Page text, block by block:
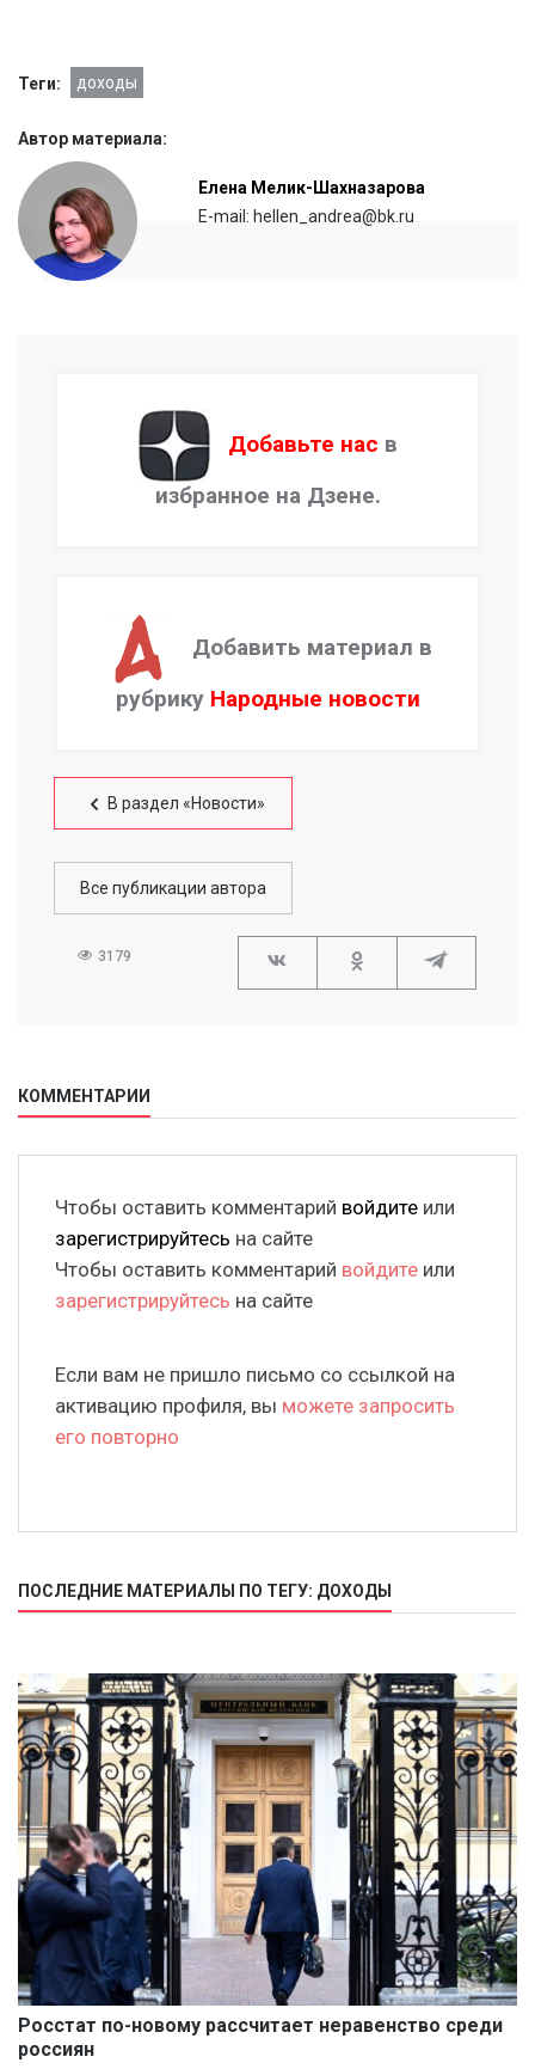
Теги: доходы
Автор материала:
Елена Мелик-Шахназарова
E-mail: hellen_andrea@bk.ru
Добавьте нас в
избранное на Дзене.
Добавить материал в
рубрику Народные новости
В раздел «Новости»
Все публикации автора
3179
КОММЕНТАРИИ
Чтобы оставить комментарий войдите или
зарегистрируйтесь на сайте
Чтобы оставить комментарий войдите или
зарегистрируйтесь на сайте
Если вам не пришло письмо со ссылкой на
активацию профиля, вы можете запросить
его повторно
ПОСЛЕДНИЕ МАТЕРИАЛЫ ПО ТЕГУ: ДОХОДЫ
Росстат по-новому рассчитает неравенство среди
россиян